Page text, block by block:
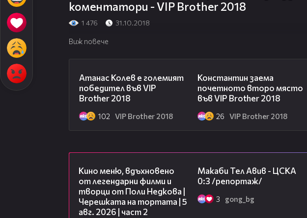
коментатори - VIP Brother 2018
1 476 31.10.2018
Виж повече
Атанас Колев е големият
победител във VIP
Brother 2018
102 VIP Brother 2018
Константин заема
почетното второ място
във VIP Brother 2018
26 VIP Brother 2018
Кино меню, вдъхновено
от легендарни филми и
творци от Поли Недкова |
Черешката на тортата | 5
авг. 2026 | част 2
Макаби Тел Авив - ЦСКА
0:3 /репортаж/
3 gong_bg